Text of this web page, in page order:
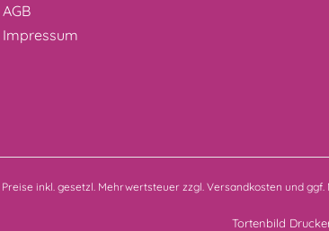
AGB
Impressum
Preise inkl. gesetzl. Mehrwertsteuer zzgl. Versandkosten und ggf.
Tortenbild